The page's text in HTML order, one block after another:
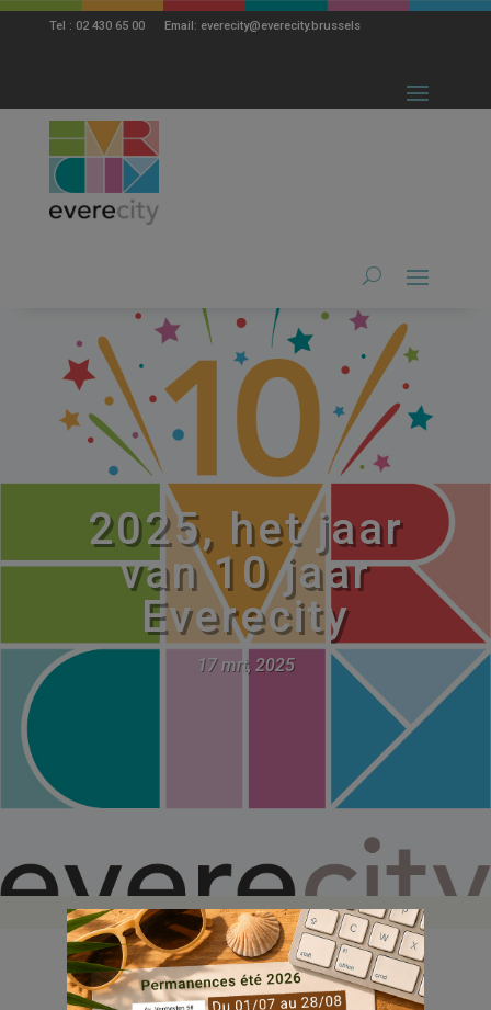
Tel : 02 430 65 00 Email: everecity@everecity.brussels
2025, het jaar
van 10 jaar
Everecity
17 mrt, 2025
modal-check